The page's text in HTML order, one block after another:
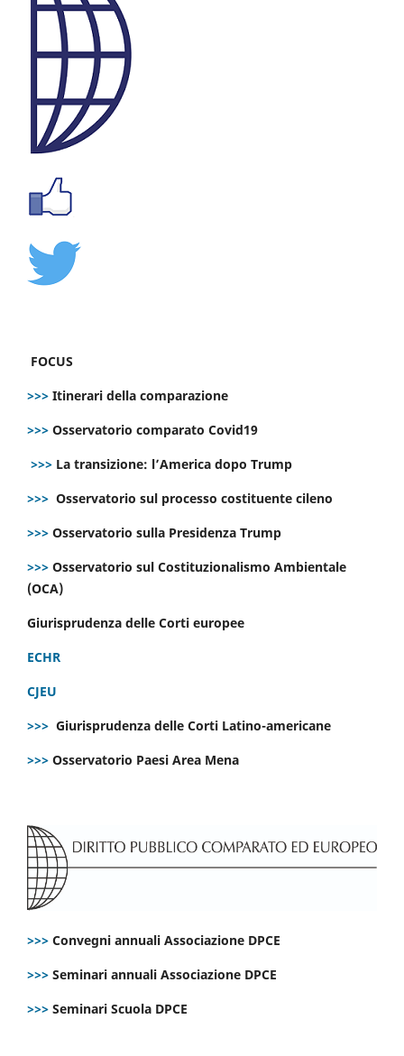
FOCUS
>>> Itinerari della comparazione
>>> Osservatorio comparato Covid19
>>> La transizione: l’America dopo Trump
>>> Osservatorio sul processo costituente cileno
>>> Osservatorio sulla Presidenza Trump
>>> Osservatorio sul Costituzionalismo Ambientale
(OCA)
Giurisprudenza delle Corti europee
ECHR
CJEU
>>> Giurisprudenza delle Corti Latino-americane
>>> Osservatorio Paesi Area Mena
>>> Convegni annuali Associazione DPCE
>>> Seminari annuali Associazione DPCE
>>> Seminari Scuola DPCE